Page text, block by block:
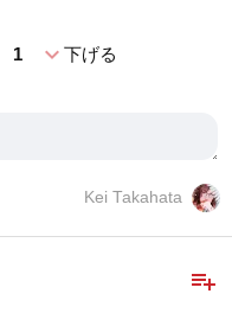
1 expand_more下げる
Kei Takahata
playlist_add